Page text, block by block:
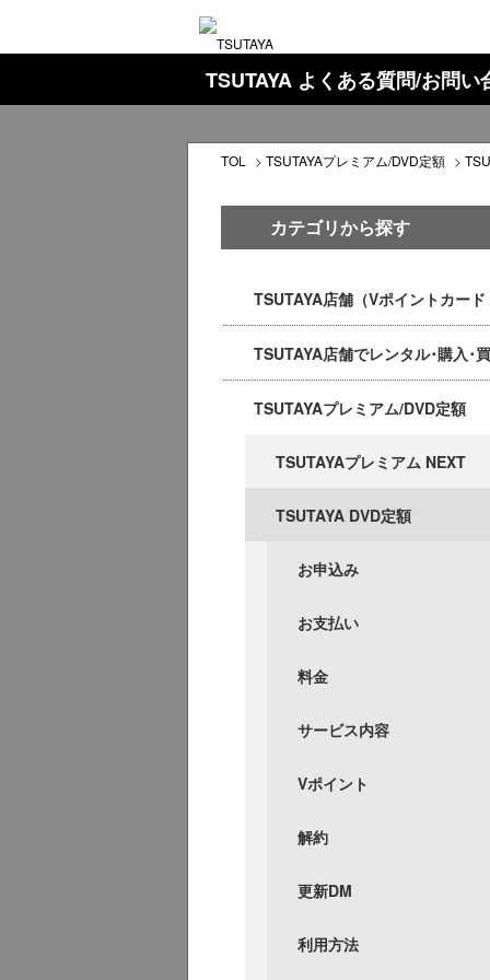
TSUTAYA よくある質問/お問い
TOL > TSUTAYAプレミアム/DVD定額 >
カテゴリから探す
TSUTAYA店舗（Vポイントカー
TSUTAYA店舗でレンタル･購入･
TSUTAYAプレミアム/DVD定額
TSUTAYAプレミアム NEXT
TSUTAYA DVD定額
お申込み
お支払い
料金
サービス内容
Vポイント
解約
更新DM
利用方法